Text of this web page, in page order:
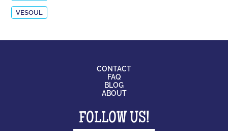
VESOUL
CONTACT
FAQ
BLOG
ABOUT
FOLLOW US!